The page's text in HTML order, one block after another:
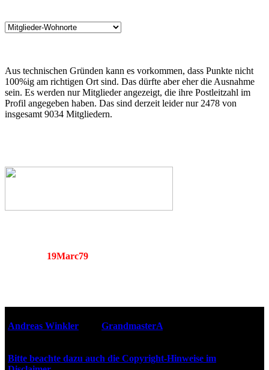
19Marc79
Aus technischen Gründen kann es vorkommen, dass Punkte nicht
100%ig am richtigen Ort sind. Das dürfte aber eher die Ausnahme
sein. Es werden nur Mitglieder angezeigt, die ihre Postleitzahl im
Profil angegeben haben. Das sind derzeit leider nur 2478 von
insgesamt 9034 Mitgliedern.
Andreas Winkler
GrandmasterA
Bitte beachte dazu auch die Copyright-Hinweise im